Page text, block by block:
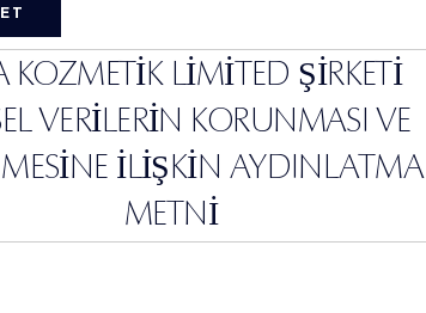
söyledi. (4)
ciltte çabuk emildiğini söyledi.(7)
2033 yılına kadar patentli formül
onarım ve koruma ritmini optimize
çalışır. Geceleri, özel Gece Peptidimiz
desteklemeye yardımcı olur.
olur. Gündüzleri, 8 saatlik antioksidan
kaynaklardan kaynaklanan serbest
yardımcı olur.
KOZMETİK LİMİTED ŞİRKETİ
VERİLERİN KORUNMASI VE
İLİŞKİN AYDINLATMA
METNİ